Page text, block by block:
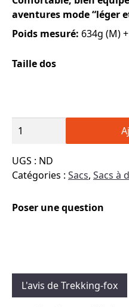
aventures mode “léger
Poids mesuré: 634g (M)
Taille dos
quantité
de
à
dos
G4-
UGS : ND
Catégories : Sacs, Sacs à
Poser une question
L'avis de Trekking-fox